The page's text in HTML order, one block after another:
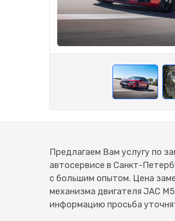
Предлагаем Вам услугу по
автосервисе в Санкт-
с большим опытом. Цена
механизма двигателя JAC
информацию просьба